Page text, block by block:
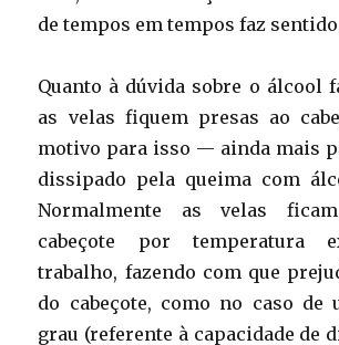
de tempos em tempos faz
Quanto à dúvida sobre o álcool
as velas fiquem presas ao
motivo para isso — ainda mais
dissipado pela queima com
Normalmente as velas
cabeçote por temperatura
trabalho, fazendo com que
do cabeçote, como no caso de
grau (referente à capacidade de